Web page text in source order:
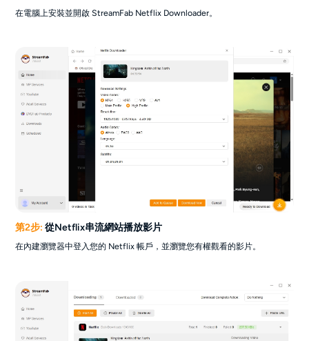
在電腦上安裝並開啟 StreamFab Netflix Downloader。
第2步: 從Netflix串流網站播放影片
在內建瀏覽器中登入您的 Netflix 帳戶，並瀏覽您有權觀看的影片。